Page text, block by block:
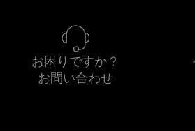
お困りですか？
お問い合わせ